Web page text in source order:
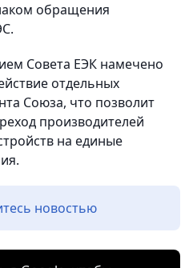
обращения
Совета ЕЭК намечено
отдельных
Союза, что позволит
производителей
на единые
новостью